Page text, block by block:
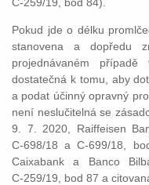
Pokud jde o délku
stanovena a dopředu
projednávaném
dostatečná k tomu, aby
a podat účinný opravný
není neslučitelná se
9. 7. 2020, Raiffeisen
C‑698/18 a C‑699/18,
Caixabank a Banco
C‑259/19, bod 87 a